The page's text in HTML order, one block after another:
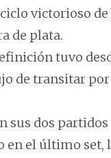
victorioso
de plata.
tuvo
de transitar
sus dos partidos
en el último set,